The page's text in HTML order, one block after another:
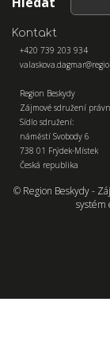
Kontakt
+420 739 203 934
Region Beskydy
Zájmové sdružení
Sídlo sdružení:
náměstí Svobody 6
738 01 Frýdek-Místek
Česká republika
© Region Beskydy -
systém